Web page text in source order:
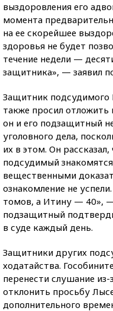
выздоровления его
момента
на ее скорейшее
здоровья не будет
течение недели —
защитника», — заявил
Защитник
также просил
он и его подзащитный
уголовного дела,
их в этом. Он
подсудимый
вещественными
ознакомление не
томов, а Итину — 40», —
подзащитный
в суде каждый день.
Защитники других
ходатайства.
перенести слушание
отклонить просьбу
дополнительного